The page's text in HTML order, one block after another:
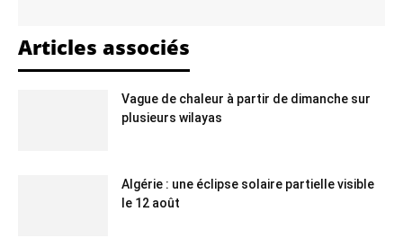
Articles associés
Vague de chaleur à partir de dimanche sur
plusieurs wilayas
Algérie : une éclipse solaire partielle visible
le 12 août